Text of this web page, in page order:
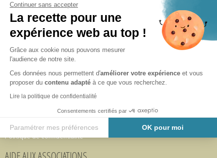
Continuer sans accepter
La recette pour une
expérience web au top !
Grâce aux cookie nous pouvons mesurer
l'audience de notre site.
Ces données nous permettent d'améliorer votre expérience et vous
proposer du contenu adapté à ce que vous recherchez.
Lire la politique de confidentialité
Consentements certifiés par
Paramétrer mes préférences OK pour moi
INFORMATIONS
Accueil
Adhérer au CAVA 49
Notre équipe
Partenaires
Politique de confidentialité